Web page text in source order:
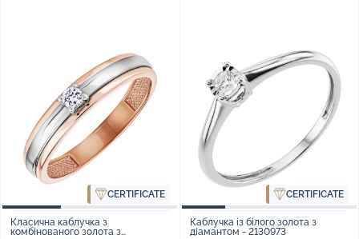
CERTIFICATE
Класична каблучка з
комбінованого золота з
CERTIFICATE
Каблучка із білого золота з
діамантом - 2130973